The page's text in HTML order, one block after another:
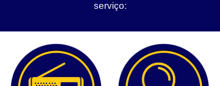
serviço: